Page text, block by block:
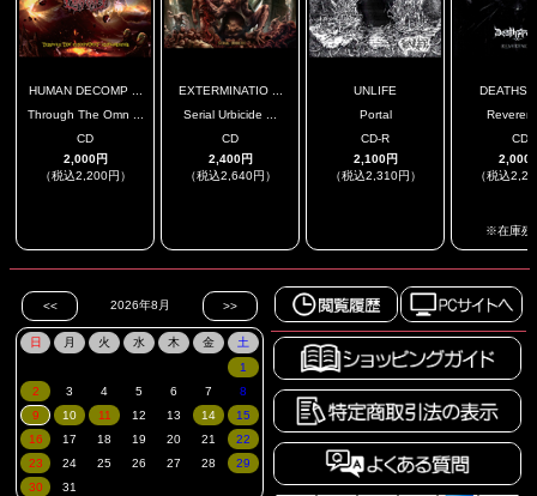
HUMAN DECOMP ...
Through The Omn ...
CD
2,000円
（税込2,200円）
EXTERMINATIO ...
Serial Urbicide ...
CD
2,400円
（税込2,640円）
UNLIFE
Portal
CD-R
2,100円
（税込2,310円）
CD
2,000
（税込
※在庫残